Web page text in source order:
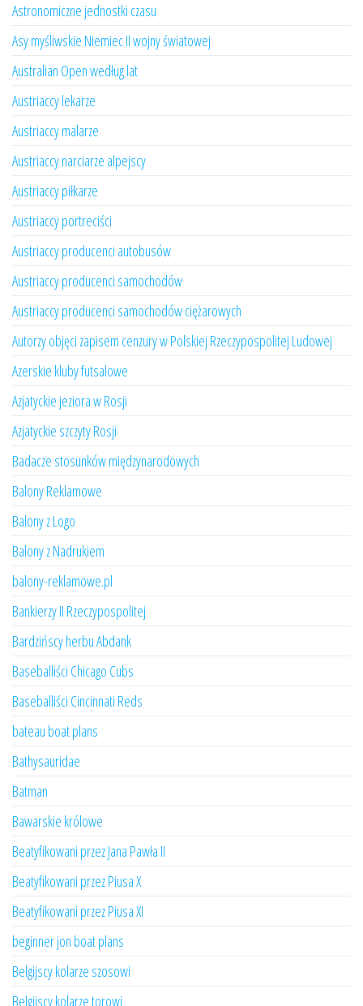
Astronomiczne jednostki czasu
Asy myśliwskie Niemiec II wojny światowej
Australian Open według lat
Austriaccy lekarze
Austriaccy malarze
Austriaccy narciarze alpejscy
Austriaccy piłkarze
Austriaccy portreciści
Austriaccy producenci autobusów
Austriaccy producenci samochodów
Austriaccy producenci samochodów ciężarowych
Autorzy objęci zapisem cenzury w Polskiej Rzeczypospolitej Ludowej
Azerskie kluby futsalowe
Azjatyckie jeziora w Rosji
Azjatyckie szczyty Rosji
Badacze stosunków międzynarodowych
Balony Reklamowe
Balony z Logo
Balony z Nadrukiem
balony-reklamowe.pl
Bankierzy II Rzeczypospolitej
Bardzińscy herbu Abdank
Baseballiści Chicago Cubs
Baseballiści Cincinnati Reds
bateau boat plans
Bathysauridae
Batman
Bawarskie królowe
Beatyfikowani przez Jana Pawła II
Beatyfikowani przez Piusa X
Beatyfikowani przez Piusa XI
beginner jon boat plans
Belgijscy kolarze szosowi
Belgijscy kolarze torowi